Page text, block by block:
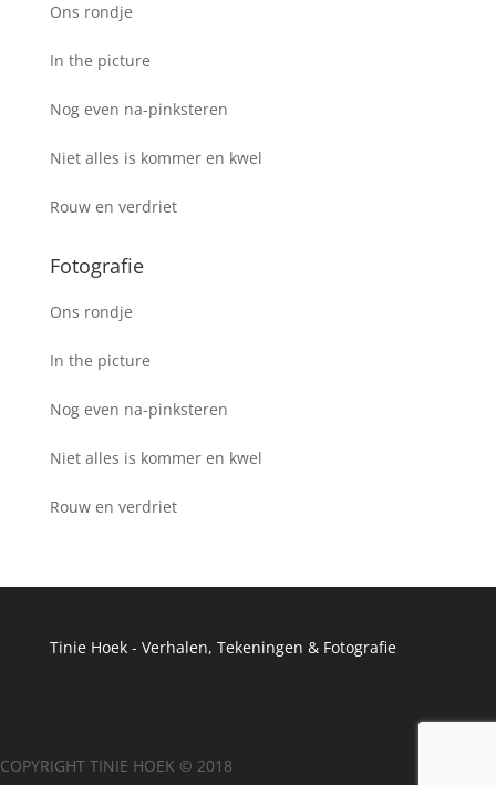
Ons rondje
In the picture
Nog even na-pinksteren
Niet alles is kommer en kwel
Rouw en verdriet
Fotografie
Ons rondje
In the picture
Nog even na-pinksteren
Niet alles is kommer en kwel
Rouw en verdriet
Tinie Hoek - Verhalen, Tekeningen & Fotografie
COPYRIGHT TINIE HOEK © 2018